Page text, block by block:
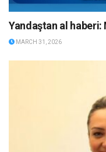
Yandaştan al
MARCH 31, 2026